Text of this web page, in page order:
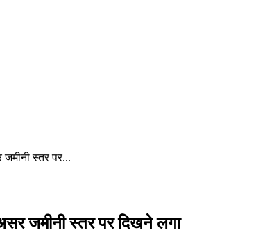
स्तर पर...
जमीनी स्तर पर दिखने लगा